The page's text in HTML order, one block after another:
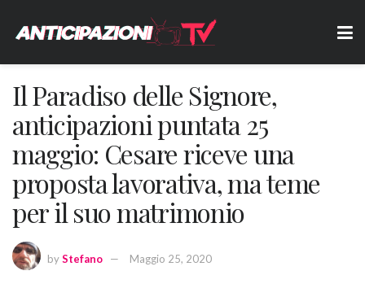
Il Paradiso delle Signore,
anticipazioni puntata 25
maggio: Cesare riceve una
proposta lavorativa, ma teme
per il suo matrimonio
byStefano Maggio 25, 2020